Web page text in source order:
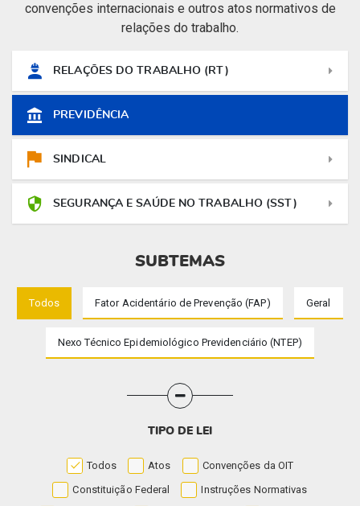
convenções internacionais e outros atos normativos de
relações do trabalho.
RELAÇÕES DO TRABALHO (RT)
PREVIDÊNCIA
SINDICAL
SEGURANÇA E SAÚDE NO TRABALHO (SST)
SUBTEMAS
Todos Fator Acidentário de Prevenção (FAP) Geral
Nexo Técnico Epidemiológico Previdenciário (NTEP)
TIPO DE LEI
Todos Atos
Convenções da OIT
Constituição Federal
Instruções Normativas